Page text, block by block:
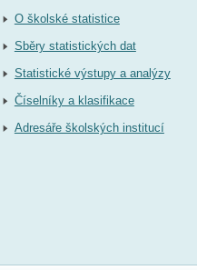
O školské statistice
Sběry statistických dat
Statistické výstupy a analýzy
Číselníky a klasifikace
Adresáře školských institucí